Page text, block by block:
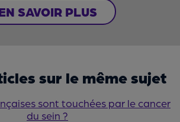
EN SAVOIR PLUS
sur le même sujet
sont touchées par le cancer
du sein ?